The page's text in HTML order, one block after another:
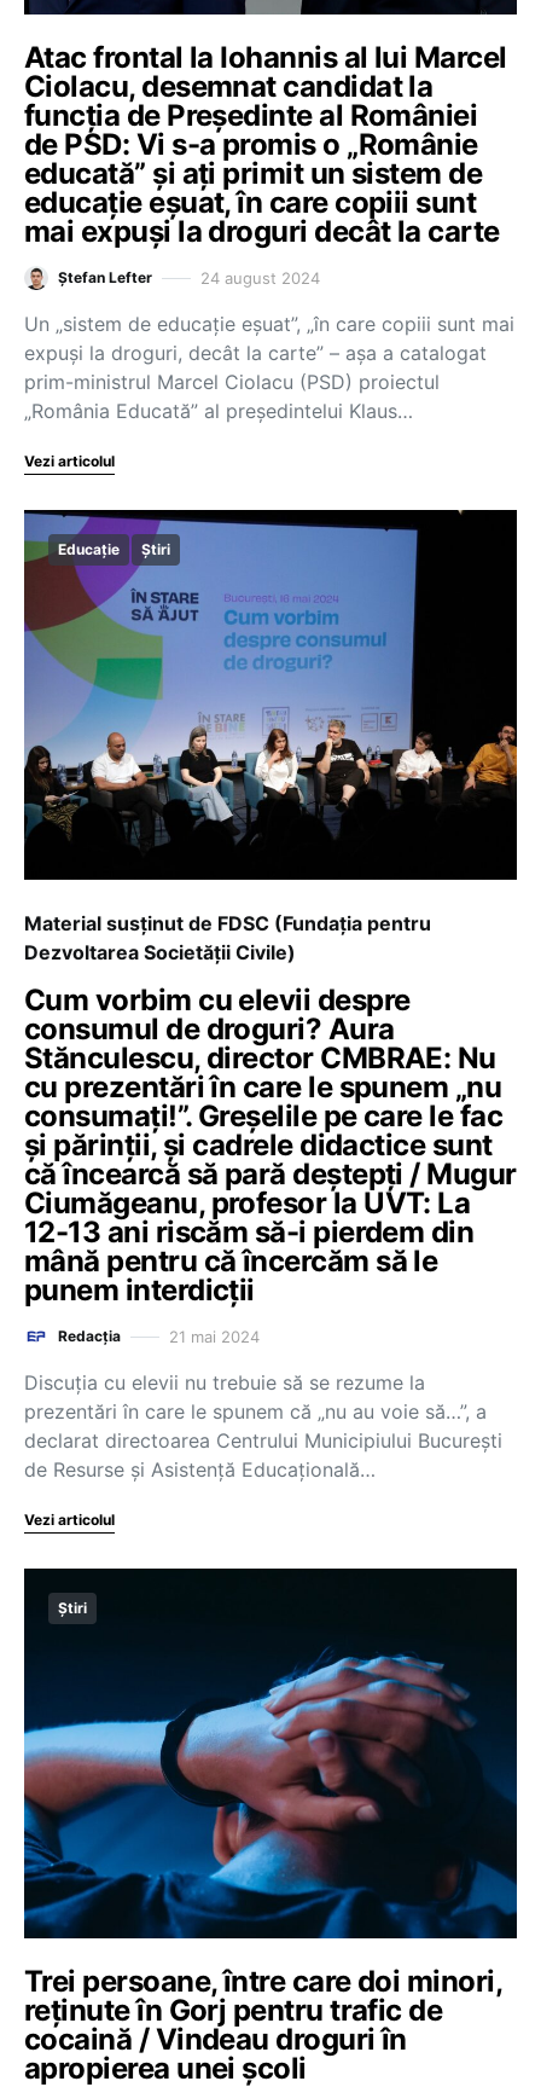
Atac frontal la Iohannis al lui Marcel
Ciolacu, desemnat candidat la
funcția de Președinte al României
de PSD: Vi s-a promis o „Românie
educată” și ați primit un sistem de
educație eșuat, în care copiii sunt
mai expuși la droguri decât la carte
Ștefan Lefter 24 august 2024
Un „sistem de educație eșuat”, „în care copiii sunt mai
expuși la droguri, decât la carte” – așa a catalogat
prim-ministrul Marcel Ciolacu (PSD) proiectul
„România Educată” al președintelui Klaus…
Vezi articolul
Educație Știri
Material susținut de FDSC (Fundația pentru
Dezvoltarea Societății Civile)
Cum vorbim cu elevii despre
consumul de droguri? Aura
Stănculescu, director CMBRAE: Nu
cu prezentări în care le spunem „nu
consumați!”. Greșelile pe care le fac
și părinții, și cadrele didactice sunt
că încearcă să pară deștepți / Mugur
Ciumăgeanu, profesor la UVT: La
12-13 ani riscăm să-i pierdem din
mână pentru că încercăm să le
punem interdicții
Redacția 21 mai 2024
Discuția cu elevii nu trebuie să se rezume la
prezentări în care le spunem că „nu au voie să…”, a
declarat directoarea Centrului Municipiului București
de Resurse și Asistență Educațională…
Vezi articolul
Știri
Trei persoane, între care doi minori,
reţinute în Gorj pentru trafic de
cocaină / Vindeau droguri în
apropierea unei școli